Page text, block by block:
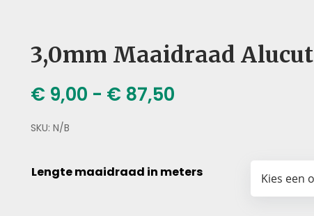
3,0mm Maaidraad Alucut
€ 9,00 - € 87,50
SKU:N/B
Lengte maaidraad in meters